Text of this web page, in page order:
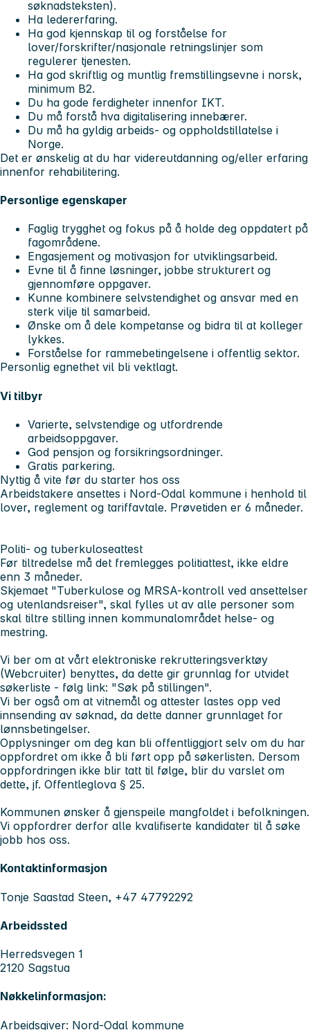
søknadsteksten).
Ha ledererfaring.
Ha god kjennskap til og forståelse for
lover/forskrifter/nasjonale retningslinjer som
regulerer tjenesten.
Ha god skriftlig og muntlig fremstillingsevne i norsk,
minimum B2.
Du ha gode ferdigheter innenfor IKT.
Du må forstå hva digitalisering innebærer.
Du må ha gyldig arbeids- og oppholdstillatelse i
Norge.
Det er ønskelig at du har videreutdanning og/eller erfaring
innenfor rehabilitering.
Personlige egenskaper
Faglig trygghet og fokus på å holde deg oppdatert på
fagområdene.
Engasjement og motivasjon for utviklingsarbeid.
Evne til å finne løsninger, jobbe strukturert og
gjennomføre oppgaver.
Kunne kombinere selvstendighet og ansvar med en
sterk vilje til samarbeid.
Ønske om å dele kompetanse og bidra til at kolleger
lykkes.
Forståelse for rammebetingelsene i offentlig sektor.
Personlig egnethet vil bli vektlagt.
Vi tilbyr
Varierte, selvstendige og utfordrende
arbeidsoppgaver.
God pensjon og forsikringsordninger.
Gratis parkering.
Nyttig å vite før du starter hos oss
Arbeidstakere ansettes i Nord-Odal kommune i henhold til
lover, reglement og tariffavtale. Prøvetiden er 6 måneder.
Politi- og tuberkuloseattest
Før tiltredelse må det fremlegges politiattest, ikke eldre
enn 3 måneder.
Skjemaet "Tuberkulose og MRSA-kontroll ved ansettelser
og utenlandsreiser", skal fylles ut av alle personer som
skal tiltre stilling innen kommunalområdet helse- og
mestring.
Vi ber om at vårt elektroniske rekrutteringsverktøy
(Webcruiter) benyttes, da dette gir grunnlag for utvidet
søkerliste - følg link: "Søk på stillingen".
Vi ber også om at vitnemål og attester lastes opp ved
innsending av søknad, da dette danner grunnlaget for
lønnsbetingelser.
Opplysninger om deg kan bli offentliggjort selv om du har
oppfordret om ikke å bli ført opp på søkerlisten. Dersom
oppfordringen ikke blir tatt til følge, blir du varslet om
dette, jf. Offentleglova § 25.
Kommunen ønsker å gjenspeile mangfoldet i befolkningen.
Vi oppfordrer derfor alle kvalifiserte kandidater til å søke
jobb hos oss.
Kontaktinformasjon
Tonje Saastad Steen, +47 47792292
Arbeidssted
Herredsvegen 1
2120 Sagstua
Nøkkelinformasjon:
Arbeidsgiver: Nord-Odal kommune